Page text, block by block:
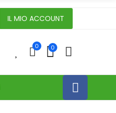
IL MIO ACCOUNT
0 0